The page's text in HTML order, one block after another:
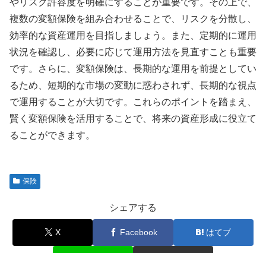
やリスク許容度を明確にすることが重要です。その上で、
複数の変額保険を組み合わせることで、リスクを分散し、
効率的な資産運用を目指しましょう。また、定期的に運用
状況を確認し、必要に応じて運用方法を見直すことも重要
です。さらに、変額保険は、長期的な運用を前提としてい
るため、短期的な市場の変動に惑わされず、長期的な視点
で運用することが大切です。これらのポイントを踏まえ、
賢く変額保険を活用することで、将来の資産形成に役立て
ることができます。
保険
シェアする
X Facebook はてブ